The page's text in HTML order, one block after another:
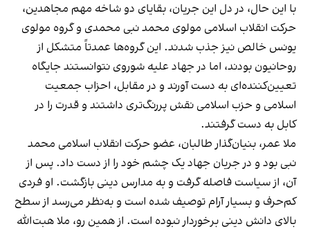
با این حال، در دل این جریان، بقایای دو شاخه مهم مجاهدین،
حرکت انقلاب اسلامی مولوی محمد نبی محمدی و گروه مولوی
یونس خالص نیز جذب شدند. این گروه‌ها عمدتاً متشکل از
روحانیون بودند، اما در جهاد علیه شوروی نتوانستند جایگاه
تعیین‌کننده‌ای به دست آورند و در مقابل، احزاب جمعیت
اسلامی و حزب اسلامی نقش پررنگ‌تری داشتند و قدرت را در
کابل به دست گرفتند.
ملا عمر، بنیان‌گذار طالبان، عضو حرکت انقلاب اسلامی محمد
نبی بود و در جریان جهاد یک چشم خود را از دست داد. پس از
آن، از سیاست فاصله گرفت و به مدارس دینی بازگشت. او فردی
کم‌حرف و بسیار آرام توصیف شده است و به‌نظر می‌رسد از سطح
بالای دانش دینی برخوردار نبوده است. از همین رو، ملا هبت‌الله